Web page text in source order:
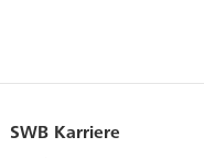
SWB Karriere